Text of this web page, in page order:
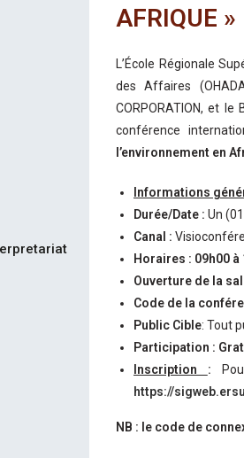
AFRIQUE »
L’École Régionale
des Affaires
CORPORATION, et
conférence
l’environnement en
Informations
Durée/Date : Un
Canal :
Horaires : 09h00 à
Ouverture de la
Code de la
Public Cible: Tout
Participation :
Inscription :
https://
NB : le code de